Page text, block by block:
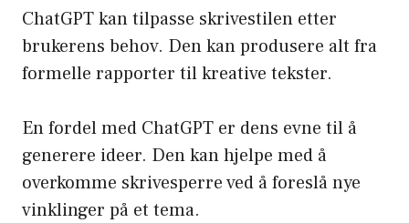
ChatGPT kan tilpasse skrivestilen etter
brukerens behov. Den kan produsere alt fra
formelle rapporter til kreative tekster.
En fordel med ChatGPT er dens evne til å
generere ideer. Den kan hjelpe med å
overkomme skrivesperre ved å foreslå nye
vinklinger på et tema.